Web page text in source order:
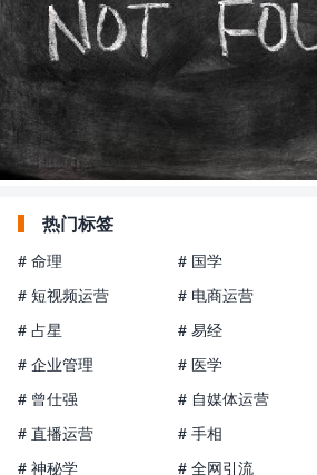
热门标签
# 命理 # 国学
# 短视频运营
# 电商运营
# 占星
# 易经
# 企业管理
# 医学
# 曾仕强
# 自媒体运营
# 直播运营
# 手相
# 神秘学
# 全网引流